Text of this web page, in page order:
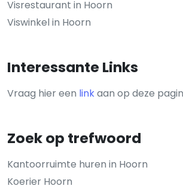
Visrestaurant in Hoorn
Viswinkel in Hoorn
Interessante Links
Vraag hier een linkaan op deze
Zoek op trefwoord
Kantoorruimte huren in Hoorn
Koerier Hoorn